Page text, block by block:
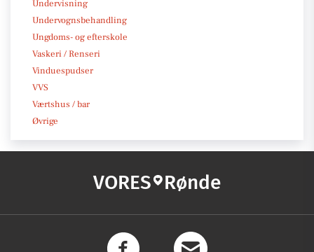
Undervisning
Undervognsbehandling
Ungdoms- og efterskole
Vaskeri / Renseri
Vinduespudser
VVS
Værtshus / bar
Øvrige
VORES Rønde